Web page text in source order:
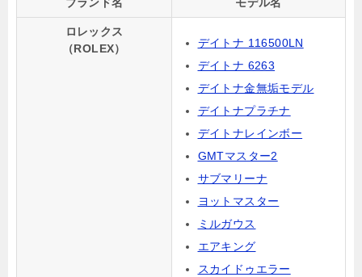
ロレックス
（ROLEX）
デイトナ 116500LN
デイトナ 6263
デイトナ金無垢モデル
デイトナプラチナ
デイトナレインボー
GMTマスター2
サブマリーナ
ヨットマスター
ミルガウス
エアキング
スカイドゥエラー